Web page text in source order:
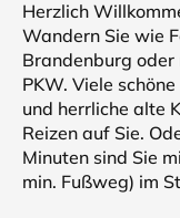
Herzlich
Wandern Sie wie
Brandenburg oder
PKW. Viele
und herrliche alte
Reizen auf Sie.
Minuten sind Sie
min. Fußweg) im